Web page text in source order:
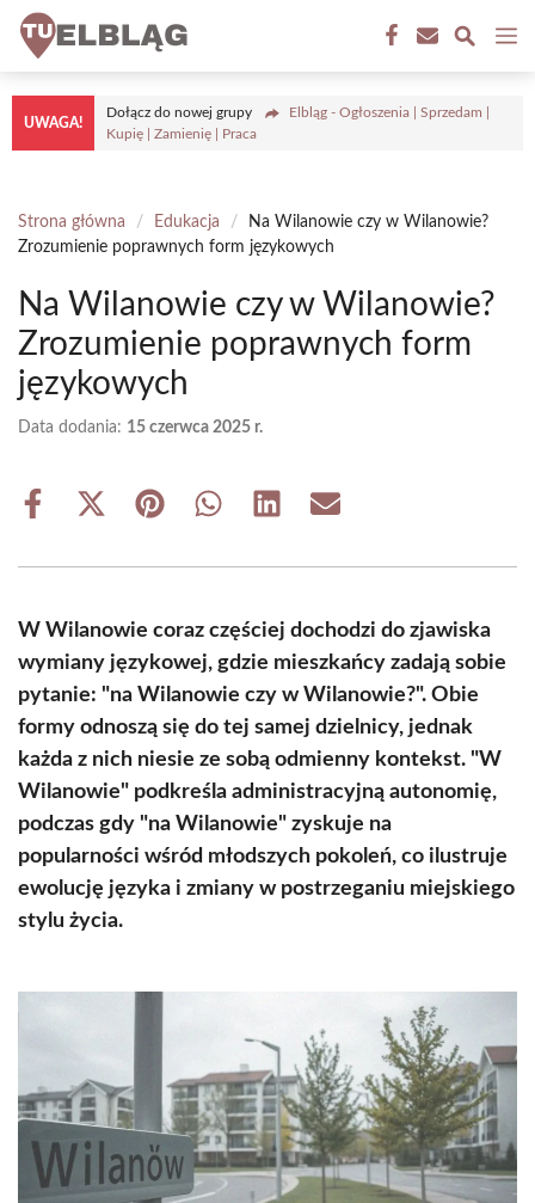
Przejdź
treści
UWAGA!
Dołącz do nowej grupy
Elbląg - Ogłoszenia | Sprzedam |
Kupię | Zamienię | Praca
Strona główna / Edukacja /
Na Wilanowie czy w Wilanowie?
Zrozumienie poprawnych form językowych
Na Wilanowie czy w Wilanowie?
Zrozumienie poprawnych form
językowych
Data dodania: 15 czerwca 2025 r.
Share
Share
(Twitter)
Share Share Share Share
W Wilanowie coraz częściej dochodzi do zjawiska
wymiany językowej, gdzie mieszkańcy zadają sobie
pytanie: "na Wilanowie czy w Wilanowie?". Obie
formy odnoszą się do tej samej dzielnicy, jednak
każda z nich niesie ze sobą odmienny kontekst. "W
Wilanowie" podkreśla administracyjną autonomię,
podczas gdy "na Wilanowie" zyskuje na
popularności wśród młodszych pokoleń, co ilustruje
ewolucję języka i zmiany w postrzeganiu miejskiego
stylu życia.